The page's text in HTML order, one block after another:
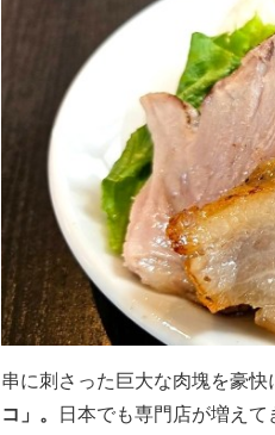
串に刺さった巨大な肉塊を豪快
コ」。
日本でも専門店が増え